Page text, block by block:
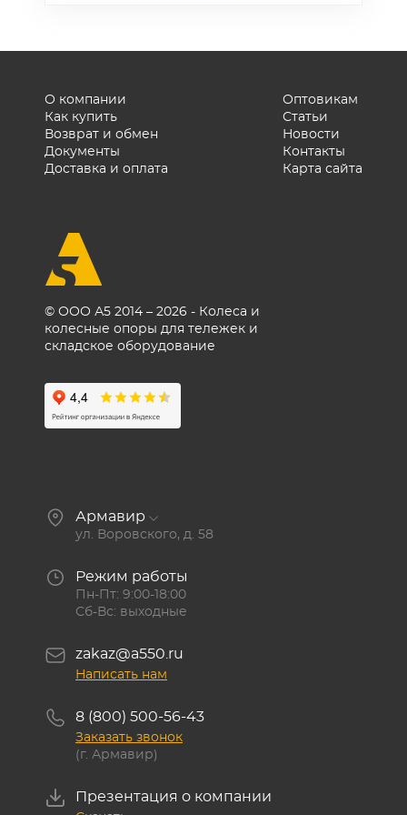
наличие
элемента. Для агрессивных
сред выбирайте опоры из
нержавеющей стали.
© ООО А5 2014 – 2026 - Колеса и
колесные опоры для тележек и
складское оборудование
О компании
Как купить
Возврат и обмен
Документы
Доставка и оплата
Оптовикам
Статьи
Новости
Контакты
Карта сайта
Армавир
ул. Воровского, д. 58
Режим работы
Пн-Пт: 9:00-18:00
Сб-Вс: выходные
zakaz@a550.ru
Написать нам
8 (800) 500-56-43
Заказать звонок
(г. Армавир)
Презентация о компании